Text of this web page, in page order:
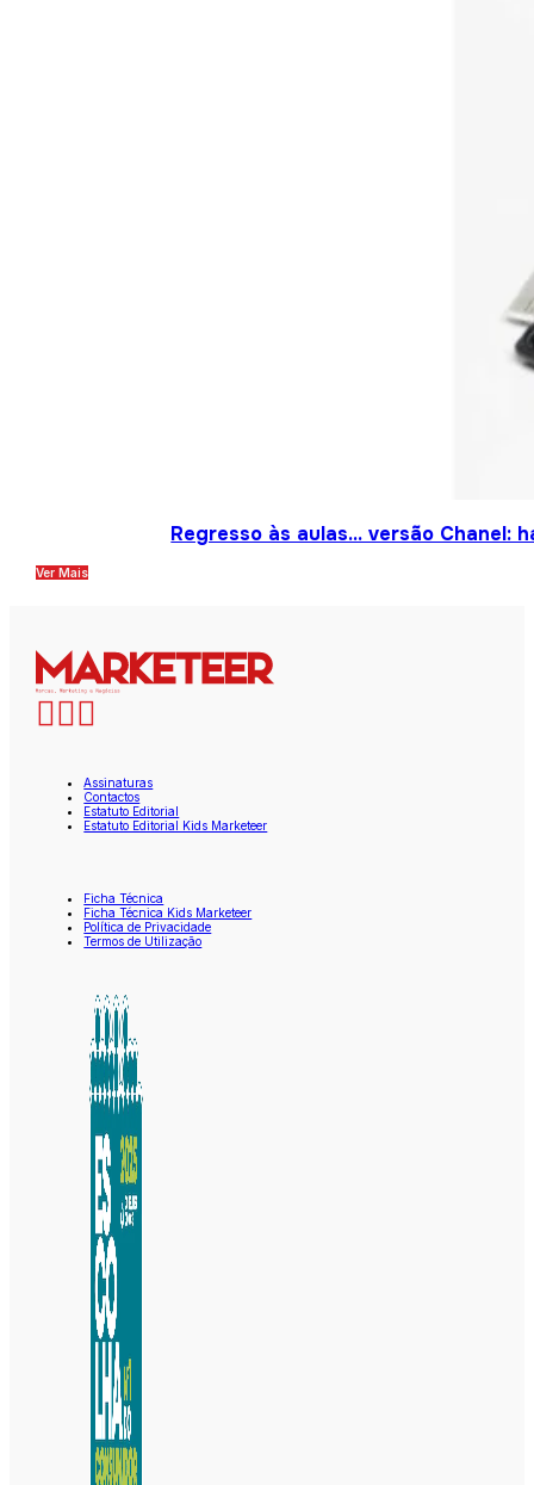
Regresso às aulas… versão Chanel:
Ver Mais
Assinaturas
Contactos
Estatuto Editorial
Estatuto Editorial Kids Marketeer
Ficha Técnica
Ficha Técnica Kids Marketeer
Política de Privacidade
Termos de Utilização